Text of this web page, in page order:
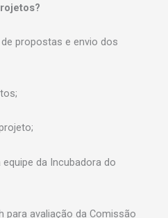
propostas e envio dos
da Incubadora do
para avaliação da Comissão